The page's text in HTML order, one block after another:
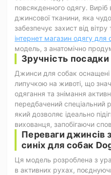
повсякденного одягу. Виріб
джинсової тканини, яка
забезпечує захист від
інтернет магазин одягу для
модель, з анатомічно
Зручність посадки
Джинси для собак
липучкою на животі, що
одягання та знімання
передбачений спеціальний
який дозволяє ідеально
вихованця, запобігаючи
Переваги джинсів
синіх для собак
Ця модель розроблена з
в активних рухах,